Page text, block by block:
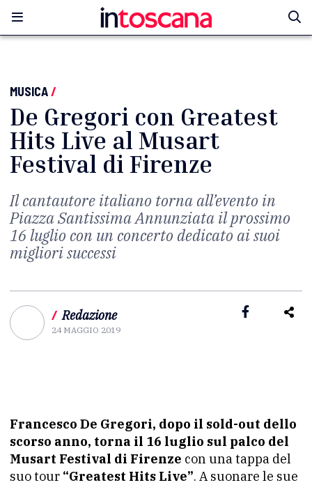
MUSICA/
De Gregori con Greatest
Hits Live al Musart
Festival di Firenze
Il cantautore italiano torna all’evento in
Piazza Santissima Annunziata il prossimo
16 luglio con un concerto dedicato ai suoi
migliori successi
/ Redazione
24 MAGGIO 2019
Francesco De Gregori, dopo il sold-out dello
scorso anno, torna il 16 luglio sul palco del
Musart Festival di Firenze con una tappa del
suo tour “Greatest Hits Live”. A suonare le sue